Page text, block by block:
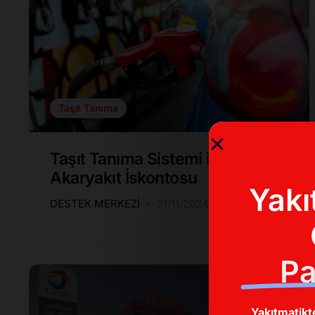
Taşıt Tanıma
Taşıt Tanıma Sistemi ile
Akaryakıt İskontosu
DESTEK MERKEZI